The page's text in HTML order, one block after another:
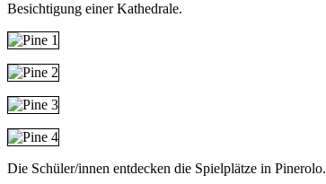
Besichtigung einer Kathedrale.
Die Schüler/innen entdecken die Spielplätze in Pinerolo.